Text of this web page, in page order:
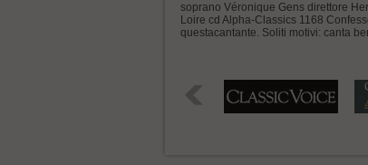
soprano Véronique Gens direttore
Loire cd Alpha-Classics 1168
questacantante. Soliti motivi: canta